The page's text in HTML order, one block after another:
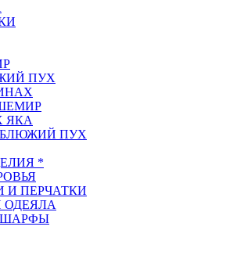
ПУХ
ЯКА
ПУХ
*
И ПЕРЧАТКИ
ОДЕЯЛА